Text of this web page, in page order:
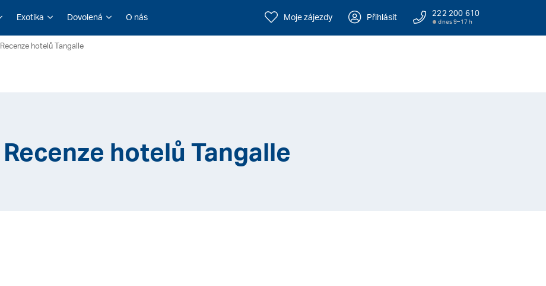
Exotika Dovolená O nás Moje zájezdy Přihlásit 222 200 610
dnes 9–17 h
Recenze hotelů Tangalle
Recenze hotelů Tangalle